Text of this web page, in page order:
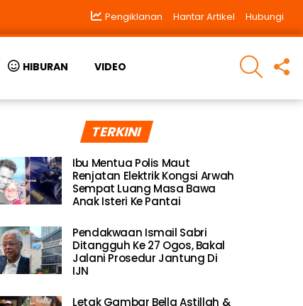
Pengiklanan Hantar Artikel Hubungi
HIBURAN VIDEO
SEARCH
TERKINI
Ibu Mentua Polis Maut
Renjatan Elektrik Kongsi Arwah
Sempat Luang Masa Bawa
Anak Isteri Ke Pantai
Pendakwaan Ismail Sabri
Ditangguh Ke 27 Ogos, Bakal
Jalani Prosedur Jantung Di
IJN
Letak Gambar Bella Astillah &